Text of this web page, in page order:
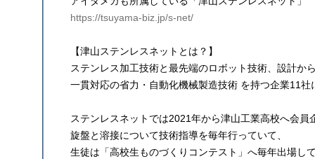
https://tsuyama-biz.jp/s-net/
【津山ステンレスネットとは？】
ステンレス加工技術と最先端のロボット技術、設計か
一貫対応の省力・自動化機械製造技術 を持つ企業11
ステンレスネットでは2021年から津山工業高校へ会員
旋盤と溶接について技術指導を毎年行っていて、
生徒は「高校生ものづくりコンテスト」へ毎年出場し